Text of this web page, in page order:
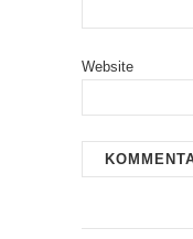
Website